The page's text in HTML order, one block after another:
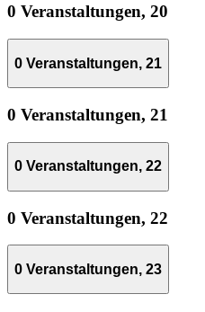
0 Veranstaltungen, 20
0 Veranstaltungen, 21
0 Veranstaltungen, 21
0 Veranstaltungen, 22
0 Veranstaltungen, 22
0 Veranstaltungen, 23